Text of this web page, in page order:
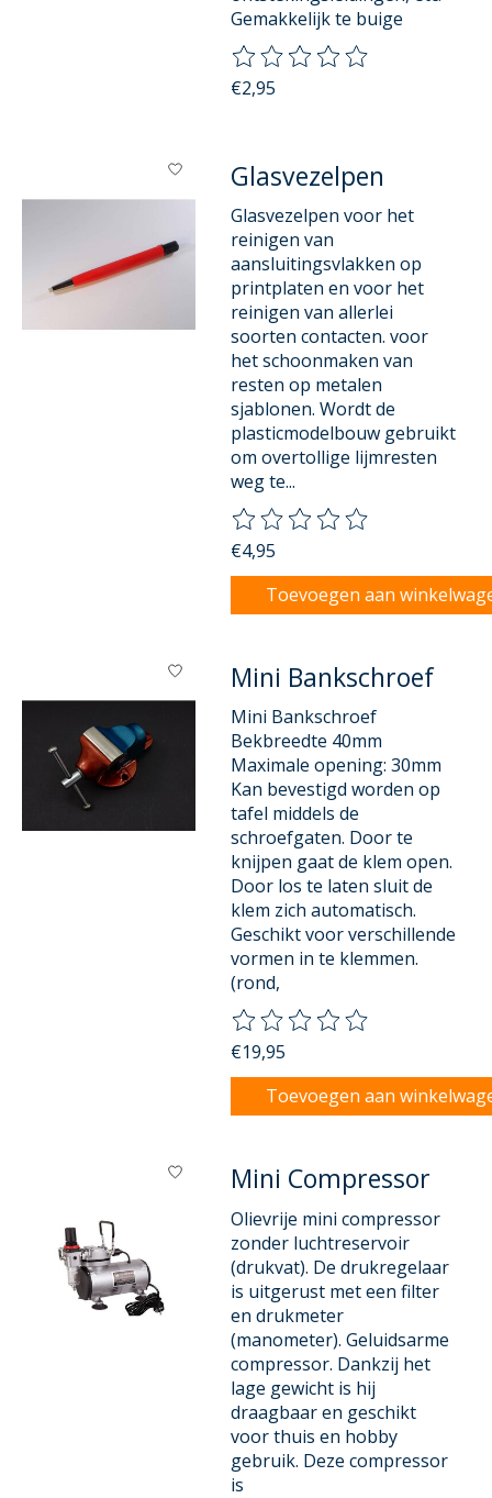
Gemakkelijk te buige
De beoordeling van dit
€2,95
Glasvezelpen
Glasvezelpen voor het
reinigen van
aansluitingsvlakken op
printplaten en voor het
reinigen van allerlei
soorten contacten. voor
het schoonmaken van
resten op metalen
sjablonen. Wordt de
plasticmodelbouw gebruikt
om overtollige lijmresten
weg te...
De beoordeling van dit
€4,95
Toevoegen aan
Mini Bankschroef
Mini Bankschroef
Bekbreedte 40mm
Maximale opening: 30mm
Kan bevestigd worden op
tafel middels de
schroefgaten. Door te
knijpen gaat de klem open.
Door los te laten sluit de
klem zich automatisch.
Geschikt voor verschillende
vormen in te klemmen.
(rond,
De beoordeling van dit
€19,95
Toevoegen aan
Mini Compressor
Olievrije mini compressor
zonder luchtreservoir
(drukvat). De drukregelaar
is uitgerust met een filter
en drukmeter
(manometer). Geluidsarme
compressor. Dankzij het
lage gewicht is hij
draagbaar en geschikt
voor thuis en hobby
gebruik. Deze compressor
is